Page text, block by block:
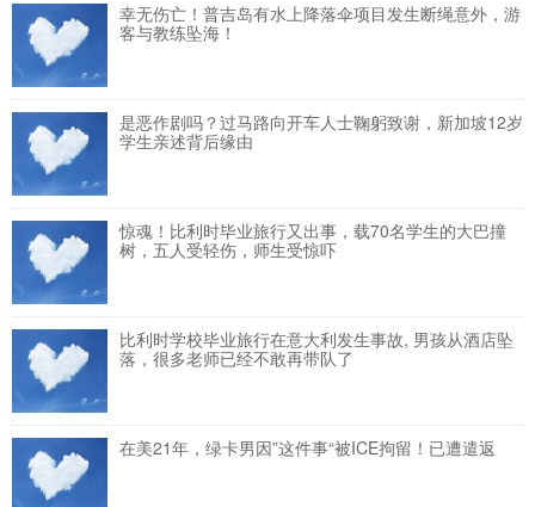
幸无伤亡！普吉岛有水上降落伞项目发生断绳意外，游
客与教练坠海！
是恶作剧吗？过马路向开车人士鞠躬致谢，新加坡12岁
学生亲述背后缘由
惊魂！比利时毕业旅行又出事，载70名学生的大巴撞
树，五人受轻伤，师生受惊吓
比利时学校毕业旅行在意大利发生事故, 男孩从酒店坠
落，很多老师已经不敢再带队了
在美21年，绿卡男因”这件事“被ICE拘留！已遭遣返